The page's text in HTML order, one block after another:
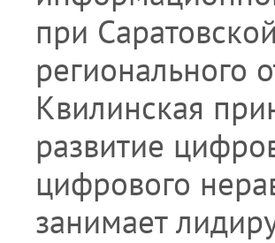
при
регионального
Квилинская
развитие
цифрового
занимает